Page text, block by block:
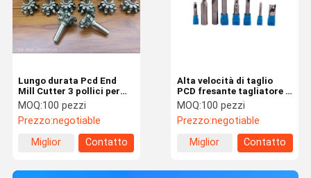
Lungo durata Pcd End
Mill Cutter 3 pollici per
pezzi di rame
MOQ:100 pezzi
Prezzo:negotiable
Miglior
Contatto
Alta velocità di taglio
PCD fresante tagliatore 3
pollici versatile utensile
di fresatura
MOQ:100 pezzi
Prezzo:negotiable
Miglior
Contatto